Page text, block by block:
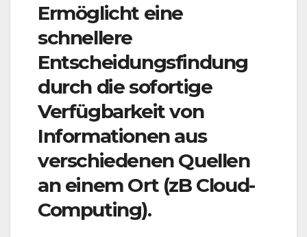
Ermöglicht eine
schnellere
Entscheidungsfindung
durch die sofortige
Verfügbarkeit von
Informationen aus
verschiedenen Quellen
an einem Ort (zB Cloud-
Computing).